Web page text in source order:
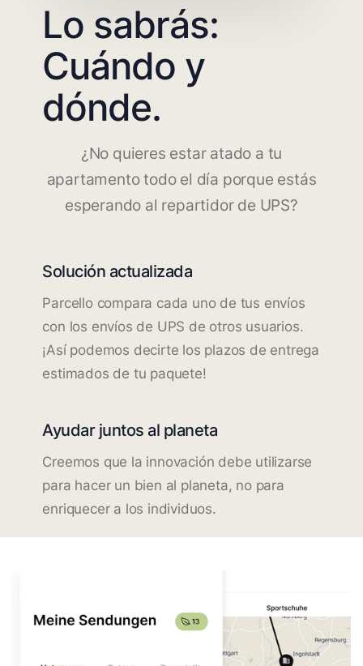
Lo sabrás:
Cuándo y
dónde.
¿No quieres estar atado a tu
apartamento todo el día porque estás
esperando al repartidor de UPS?
Solución actualizada
Parcello compara cada uno de tus envíos
con los envíos de UPS de otros usuarios.
¡Así podemos decirte los plazos de entrega
estimados de tu paquete!
Ayudar juntos al planeta
Creemos que la innovación debe utilizarse
para hacer un bien al planeta, no para
enriquecer a los individuos.